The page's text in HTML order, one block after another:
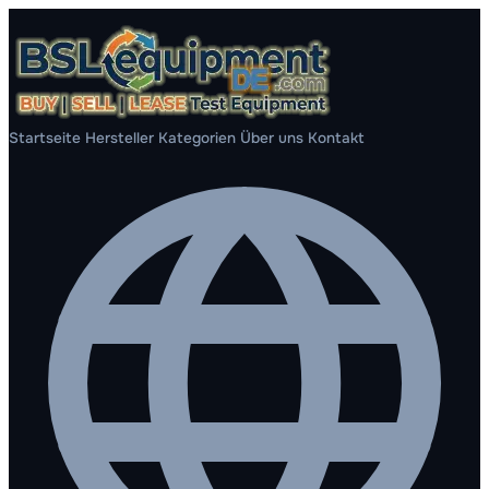
Startseite Hersteller Kategorien Über uns Kontakt